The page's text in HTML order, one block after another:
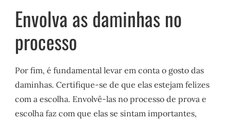
Envolva as daminhas no
processo
Por fim, é fundamental levar em conta o gosto das
daminhas. Certifique-se de que elas estejam felizes
com a escolha. Envolvê-las no processo de prova e
escolha faz com que elas se sintam importantes,